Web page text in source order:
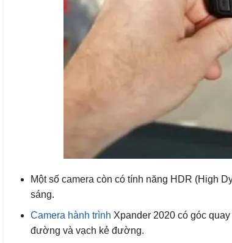
Một số camera còn có tính năng HDR (High
sáng.
Camera hành trình Xpander 2020 có góc
đường và vạch kẻ đường.